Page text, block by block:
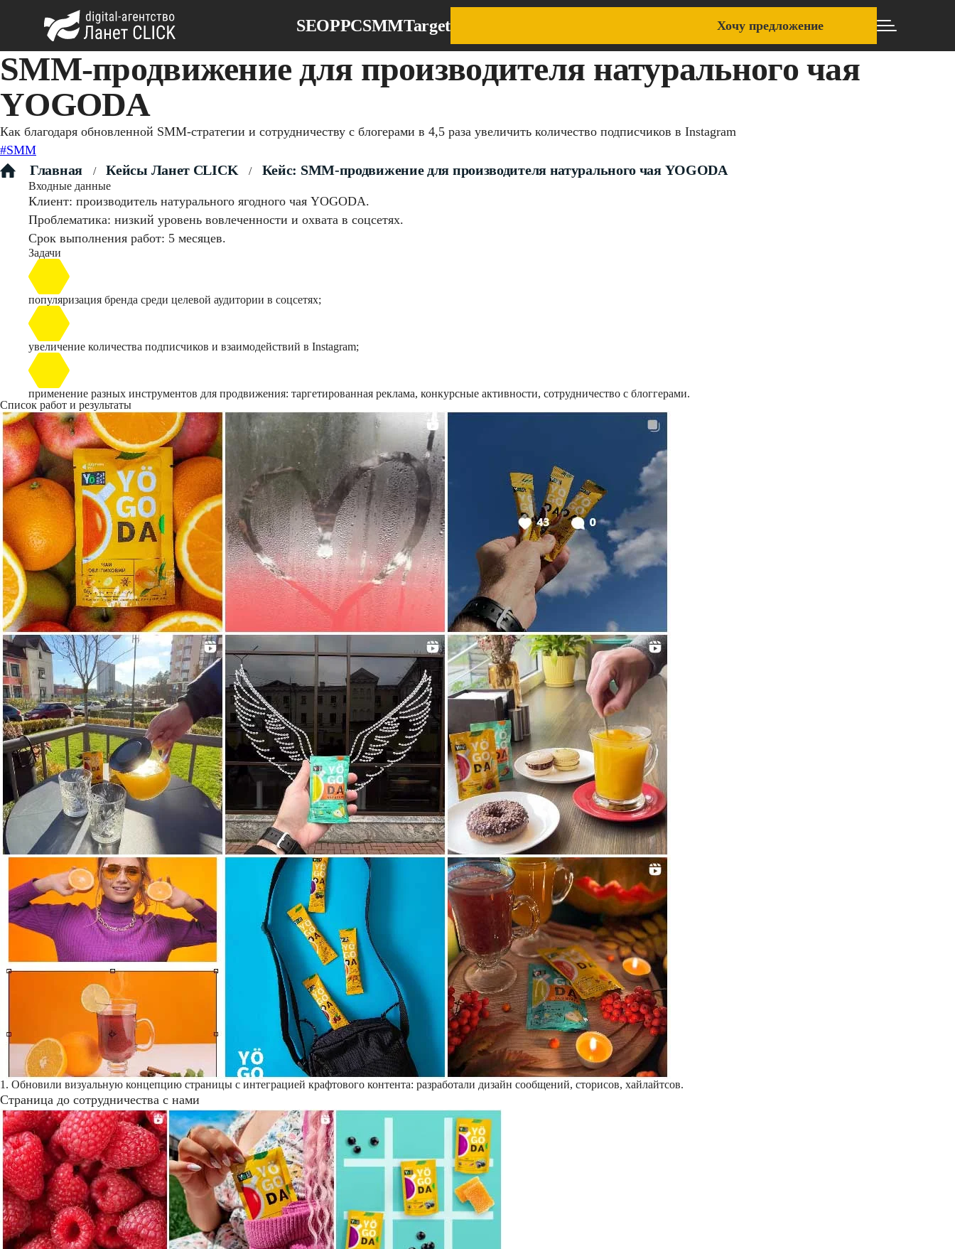
SEOPPCSMMTarget Хочу предложение
SMM-продвижение для производителя натурального чая
YOGODA
Как благодаря обновленной SMM-стратегии и сотрудничеству с блогерами в 4,5 раза увеличить количество подписчиков в Instagram
#SMM
Главная / Кейсы Ланет CLICK / Кейс: SMM-продвижение для производителя натурального чая YOGODA
Входные данные
Клиент: производитель натурального ягодного чая YOGODA.
Проблематика: низкий уровень вовлеченности и охвата в соцсетях.
Срок выполнения работ: 5 месяцев.
Задачи
популяризация бренда среди целевой аудитории в соцсетях;
увеличение количества подписчиков и взаимодействий в Instagram;
применение разных инструментов для продвижения: таргетированная реклама, конкурсные активности, сотрудничество с блоггерами.
Список работ и результаты
1. Обновили визуальную концепцию страницы с интеграцией крафтового контента: разработали дизайн сообщений, сторисов, хайлайтсов.
Страница до сотрудничества с нами